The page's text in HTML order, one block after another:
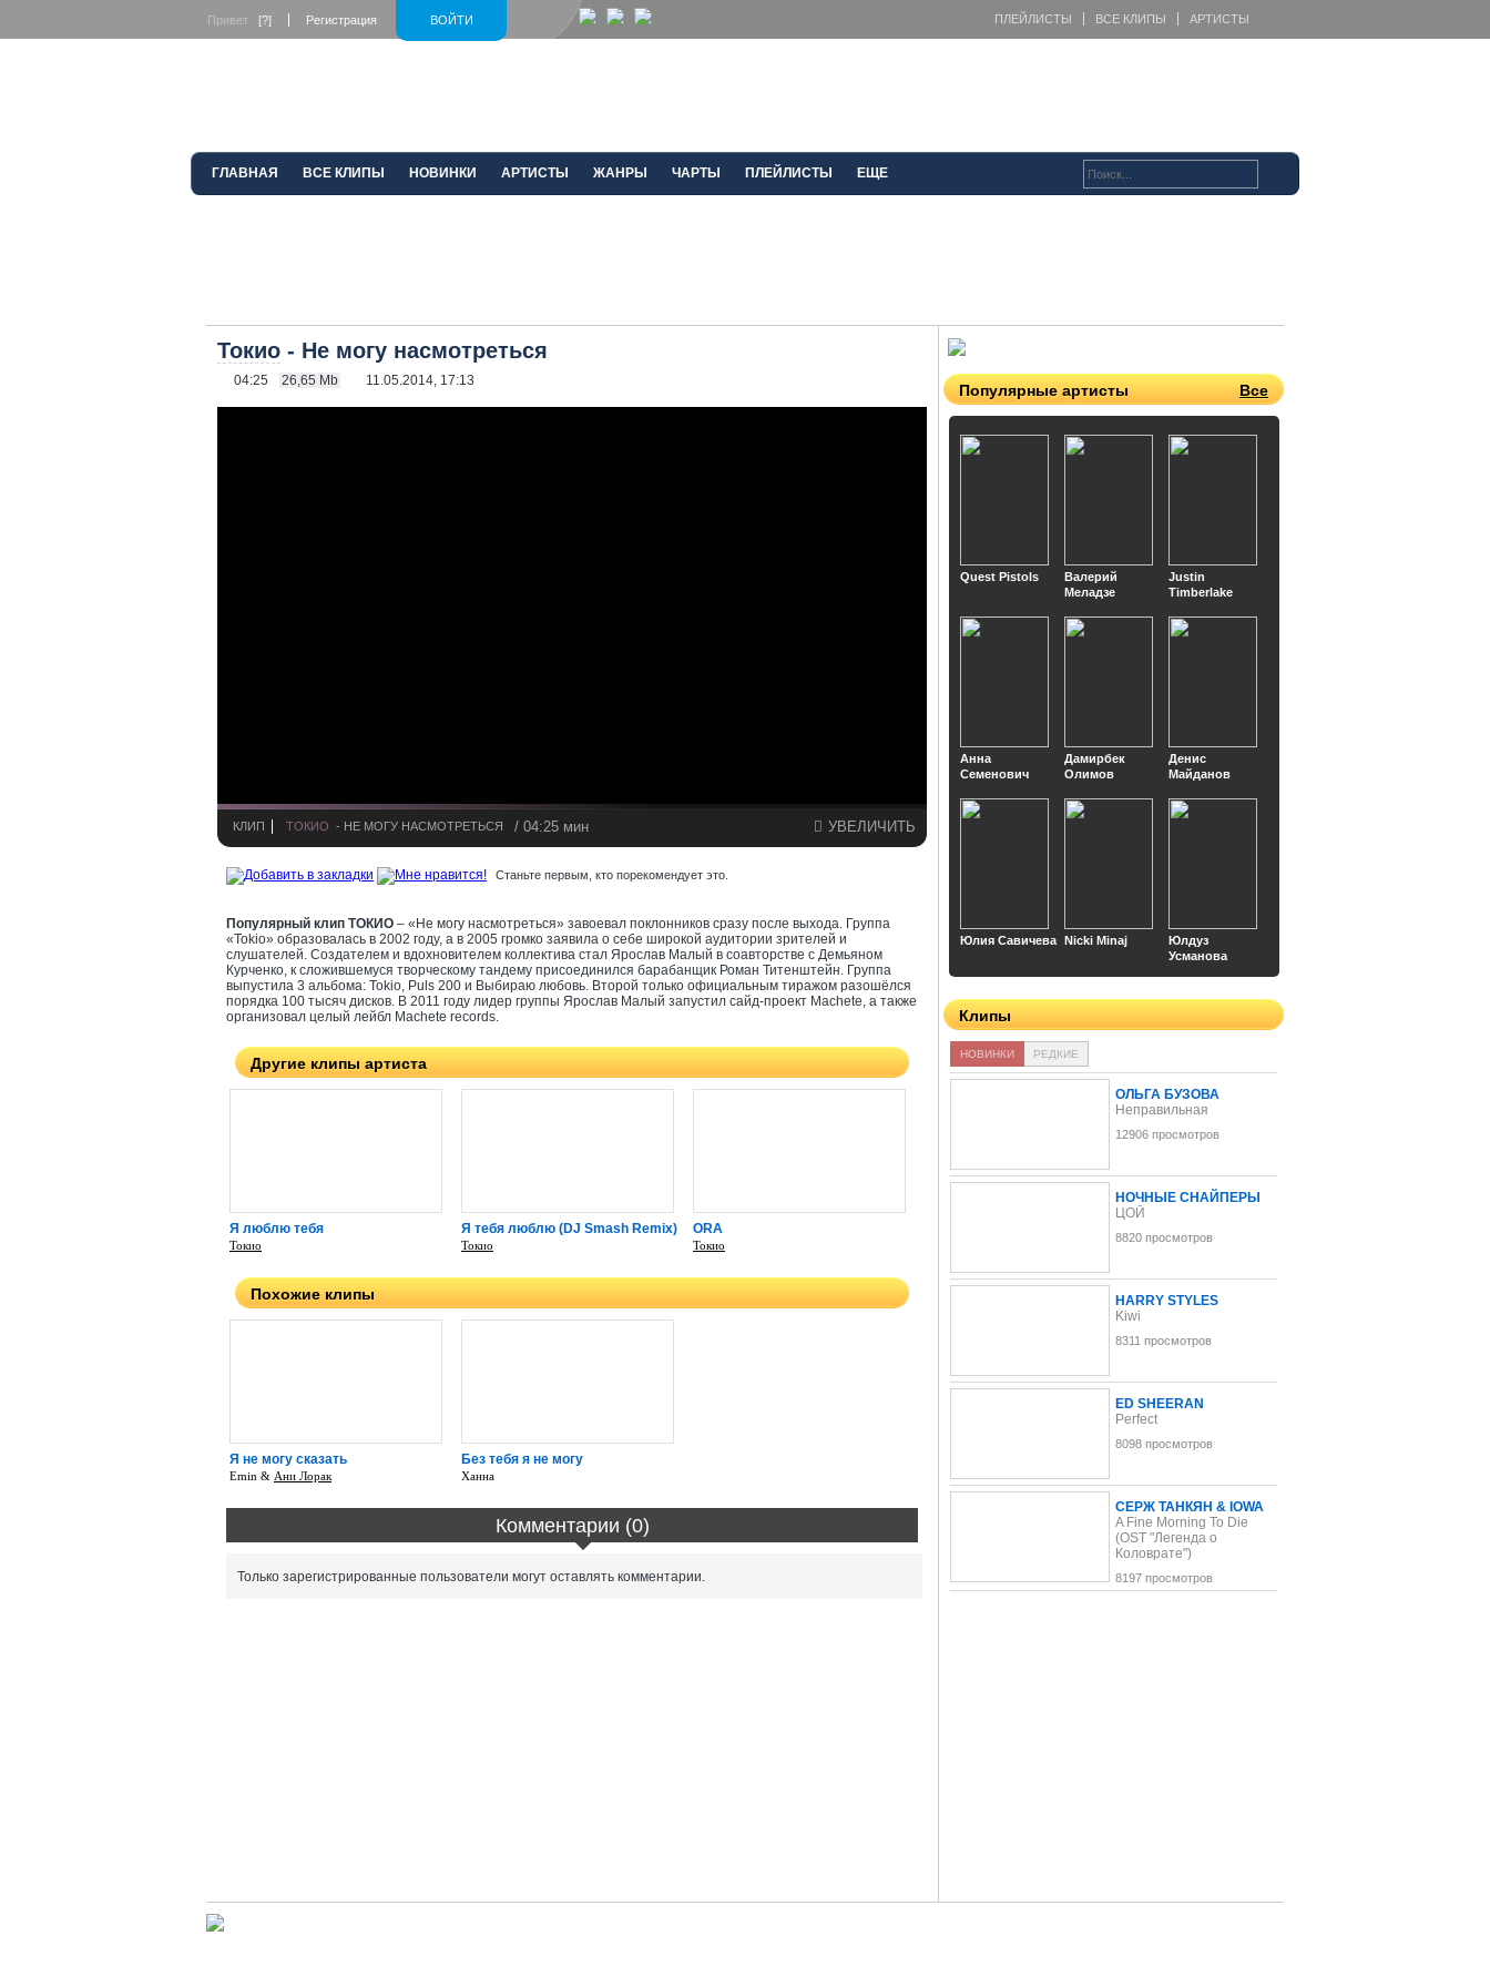
ВОЙТИ
Привет [?] Регистрация ПЛЕЙЛИСТЫ ВСЕ КЛИПЫ АРТИСТЫ
ГЛАВНАЯ ВСЕ КЛИПЫ НОВИНКИ АРТИСТЫ ЖАНРЫ ЧАРТЫ ПЛЕЙЛИСТЫ ЕЩЕ
Токио - Не могу насмотреться
04:25 26,65 Mb 11.05.2014, 17:13
КЛИП ТОКИО - НЕ МОГУ НАСМОТРЕТЬСЯ / 04:25 мин УВЕЛИЧИТЬ
Популярные артисты Все
Quest Pistols
Валерий
Меладзе
Justin
Timberlake
Анна
Семенович
Дамирбек
Олимов
Денис
Майданов
Юлия Савичева Nicki Minaj
Юлдуз
Усманова
Клипы
НОВИНКИ РЕДКИЕ
ОЛЬГА БУЗОВА
Неправильная
12906 просмотров
НОЧНЫЕ СНАЙПЕРЫ
ЦОЙ
8820 просмотров
HARRY STYLES
Kiwi
8311 просмотров
ED SHEERAN
Perfect
8098 просмотров
СЕРЖ ТАНКЯН & IOWA
A Fine Morning To Die
(OST "Легенда о
Коловрате")
8197 просмотров
Станьте первым, кто порекомендует это.
Популярный клип ТОКИО – «Не могу насмотреться» завоевал поклонников сразу после выхода. Группа
«Tokio» образовалась в 2002 году, а в 2005 громко заявила о себе широкой аудитории зрителей и
слушателей. Создателем и вдохновителем коллектива стал Ярослав Малый в соавторстве с Демьяном
Курченко, к сложившемуся творческому тандему присоединился барабанщик Роман Титенштейн. Группа
выпустила 3 альбома: Tokio, Puls 200 и Выбираю любовь. Второй только официальным тиражом разошёлся
порядка 100 тысяч дисков. В 2011 году лидер группы Ярослав Малый запустил сайд-проект Machete, а также
организовал целый лейбл Machete records.
Другие клипы артиста
Я люблю тебя
Токио
Я тебя люблю (DJ Smash Remix)
Токио
ORA
Токио
Похожие клипы
Я не могу сказать
Emin & Ани Лорак
Без тебя я не могу
Ханна
Комментарии (0)
Только зарегистрированные пользователи могут оставлять комментарии.